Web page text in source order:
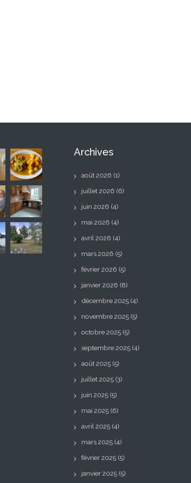
Archives
août 2026 (1)
juillet 2026 (6)
juin 2026 (4)
mai 2026 (4)
avril 2026 (4)
mars 2026 (5)
février 2026 (5)
janvier 2026 (8)
décembre 2025 (4)
novembre 2025 (5)
octobre 2025 (5)
septembre 2025 (4)
août 2025 (5)
juillet 2025 (3)
juin 2025 (5)
mai 2025 (6)
avril 2025 (4)
mars 2025 (4)
février 2025 (5)
janvier 2025 (5)